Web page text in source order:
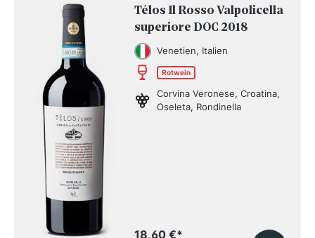
Télos Il Rosso Valpolicella
superiore DOC 2018
Venetien, Italien
Rotwein
Corvina Veronese, Croatina,
Oseleta, Rondinella
18,60 €*